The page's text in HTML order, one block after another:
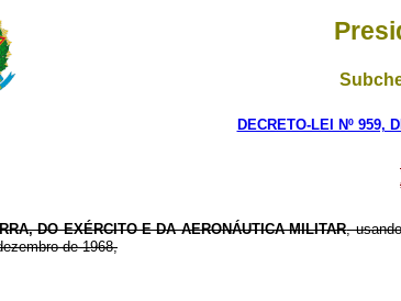
DECRETO-LEI Nº 959,
DO EXÉRCITO E DA AERONÁUTICA MILITAR,
de 1968,